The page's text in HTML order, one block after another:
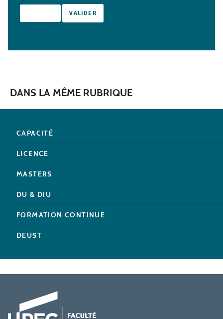
DANS LA MÊME RUBRIQUE
CAPACITÉ
LICENCE
MASTERS
DU & DIU
FORMATION CONTINUE
DEUST